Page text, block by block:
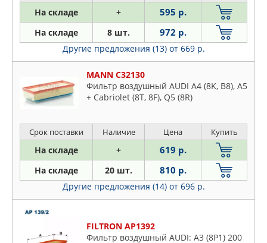
На складе + 595 р.
На складе 8 шт. 972 р.
Другие предложения (13) от 669 р.
MANN C32130
Фильтр воздушный AUDI A4 (8K, B8), A5
+ Cabriolet (8T, 8F), Q5 (8R)
Срок поставки Наличие Цена Купить
На складе + 619 р.
На складе 20 шт. 810 р.
Другие предложения (14) от 696 р.
FILTRON AP1392
Фильтр воздушный AUDI: A3 (8P1) 200